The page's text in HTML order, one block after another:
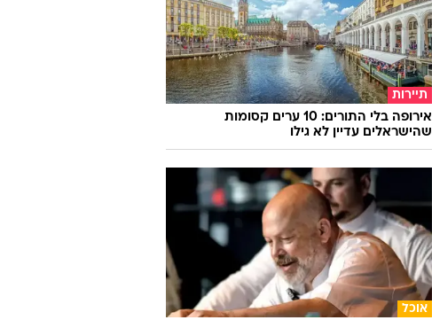
תיירות
אירופה בלי התורים: 10 ערים קסומות
שהישראלים עדיין לא גילו
אוכל